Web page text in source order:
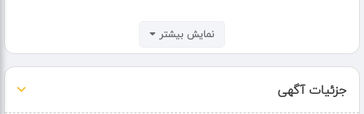
هستند که محصول کشور بلژیک می باشند.
bromide) و نقره کلرید (silver chloride) ساخته شده اند. این فیلم ها به دو
صورت آنالوگ و دیجیتال در دسترس هستند که هر کدام در سایزهای مشخصی
نمایش بیشتر
جزئیات آگهی